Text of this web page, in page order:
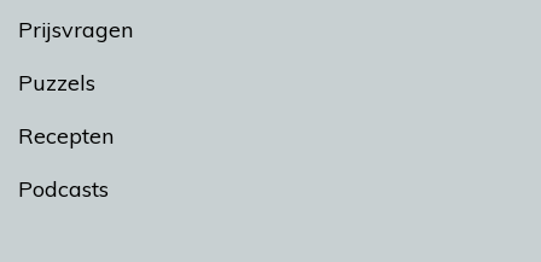
Prijsvragen
Puzzels
Recepten
Podcasts